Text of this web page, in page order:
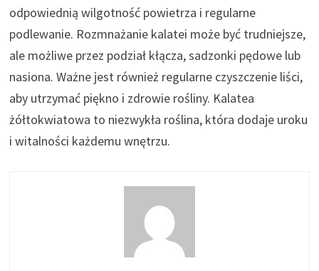
odpowiednią wilgotność powietrza i regularne
podlewanie. Rozmnażanie kalatei może być trudniejsze,
ale możliwe przez podział kłącza, sadzonki pędowe lub
nasiona. Ważne jest również regularne czyszczenie liści,
aby utrzymać piękno i zdrowie rośliny. Kalatea
żółtokwiatowa to niezwykła roślina, która dodaje uroku
i witalności każdemu wnętrzu.